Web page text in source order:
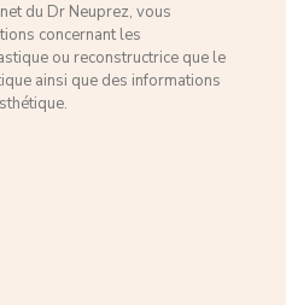
du Dr Neuprez, vous
concernant les
ou reconstructrice que le
ainsi que des informations